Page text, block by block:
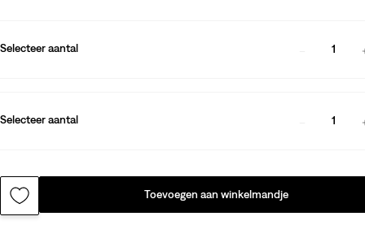
Selecteer aantal 1
Selecteer aantal 1
Toevoegen aan winkelmandje